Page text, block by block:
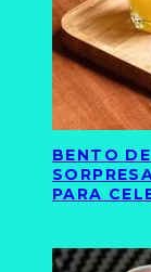
BENTO
PARA